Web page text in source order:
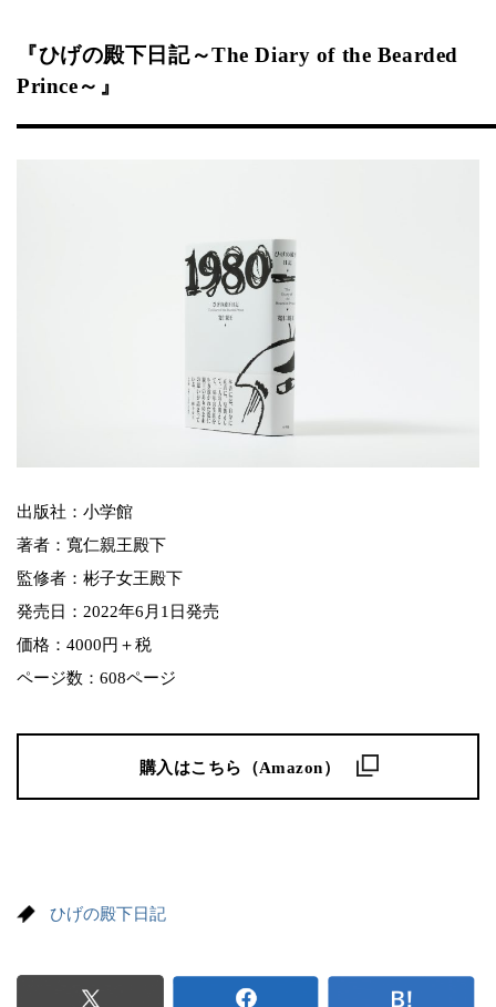
『ひげの殿下日記～The Diary of the Bearded
Prince～』
出版社：小学館
著者：寬仁親王殿下
監修者：彬子女王殿下
発売日：2022年6月1日発売
価格：4000円＋税
ページ数：608ページ
購入はこちら（Amazon）
ひげの殿下日記